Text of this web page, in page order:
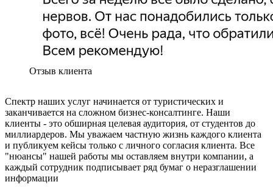
Отзыв клиента
Спектр наших услуг начинается от туристических и
заканчивается на сложном бизнес-консалтинге. Наши
клиенты - это обширная целевая аудитория, от студентов до
миллиардеров. Мы уважаем частную жизнь каждого клиента
и публикуем кейсы только с личного согласия клиента. Все
"нюансы" нашей работы мы оставляем внутри компании, а
каждый сотрудник подписывает ряд бумаг о неразглашении
информации